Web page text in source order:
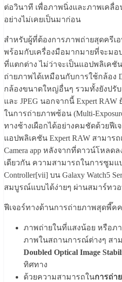
ต่อวินาที เพื่อภาพนิ่งและภาพเคลื่
อย่างไม่เคยเป็นมาก่อน
สำหรับผู้ที่ต้องการภาพถ่ายสุดครีเอ
พร้อมกับเครื่องมือมากมายที่จะม
ที่แตกต่าง ไม่ว่าจะเป็นแอปพลิเคชั
ถ่ายภาพได้เหมือนกับการใช้กล้อง
กล้องขนาดใหญ่อื่นๆ รวมทั้งยังปรั
และ JPEG นอกจากนี้ Expert
ในการถ่ายภาพซ้อน (Multi-
ทางช้างเผือกได้อย่างคมชัดด้วยฟีเจ
แอปพลิเคชัน Expert RAW สามารถ
Camera app หลังจากที่ดาวน์โหลด
เดียวกัน ความสามารถในการซูมแ
Controller[vii] บน Galaxy Watch5
สมบูรณ์แบบได้ง่ายๆ ผ่านสมาร์ทว
ฟีเจอร์ทางด้านการถ่ายภาพสุดพี๊ค
ภาพถ่ายในที่แสงน้อย หรือภ
ภาพในสถานการณ์ต่างๆ สา
Doubled Optical Image
ทิศทาง
ด้วยความสามารถในการถ่า